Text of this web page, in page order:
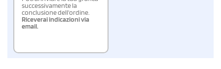
successivamente la
conclusione dell'ordine.
Riceverai indicazioni via
email.